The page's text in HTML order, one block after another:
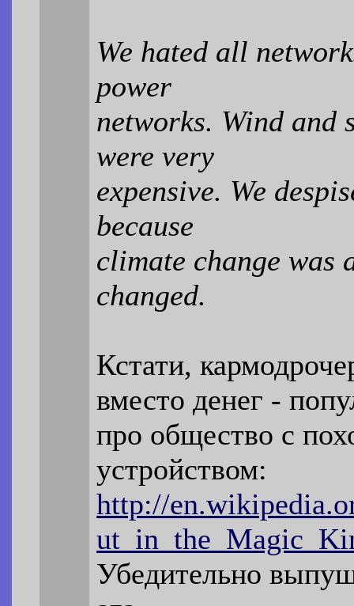
We hated all
power
networks. Wind and
were very
expensive. We
because
climate change
changed.
Кстати,
вместо денег -
про общество с
устройством:
http://
Убедительно